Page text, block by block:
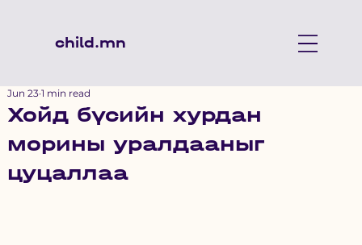
child.mn
Хойд бүсийн хурдан
морины уралдааныг
цуцаллаа
Jun 23 1 min read